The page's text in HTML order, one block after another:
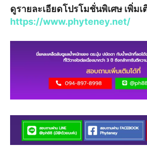
ดูรายละเอียดโปรโมชั่นพิเศษ เพิ่ม
https://www.phyteney.net/